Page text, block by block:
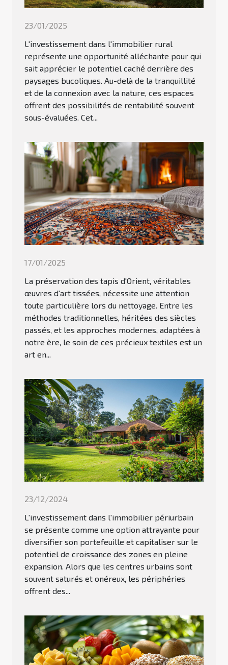
23/01/2025
L'investissement dans l'immobilier rural
représente une opportunité alléchante pour qui
sait apprécier le potentiel caché derrière des
paysages bucoliques. Au-delà de la tranquillité
et de la connexion avec la nature, ces espaces
offrent des possibilités de rentabilité souvent
sous-évaluées. Cet...
17/01/2025
La préservation des tapis d'Orient, véritables
œuvres d'art tissées, nécessite une attention
toute particulière lors du nettoyage. Entre les
méthodes traditionnelles, héritées des siècles
passés, et les approches modernes, adaptées à
notre ère, le soin de ces précieux textiles est un
art en...
23/12/2024
L'investissement dans l'immobilier périurbain
se présente comme une option attrayante pour
diversifier son portefeuille et capitaliser sur le
potentiel de croissance des zones en pleine
expansion. Alors que les centres urbains sont
souvent saturés et onéreux, les périphéries
offrent des...